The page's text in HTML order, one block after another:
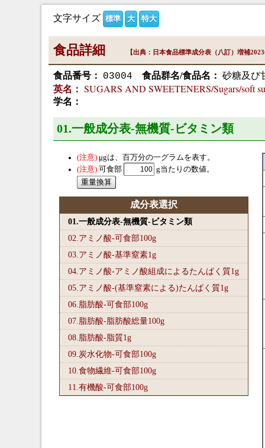
文字サイズ 標準 大 特大
食品詳細 【出典：日本食品標準成分表（八訂）増補
食品番号： 03004 食品群名/食品名： 砂糖及び
英名： SUGARS AND SWEETENERS/Sugars/soft
学名：
01.一般成分表-無機質-ビタミン類
μgは、百万分の一グラムを表す。
可食部
g当たりの数値。
成分表選択
01.一般成分表-無機質-ビタミン類
02.アミノ酸-可食部100g
03.アミノ酸-基準窒素1g
04.アミノ酸-アミノ酸組成によるたんぱく質1g
05.アミノ酸-(基準窒素による)たんぱく質1g
06.脂肪酸-可食部100g
07.脂肪酸-脂肪酸総量100g
08.脂肪酸-脂質1g
09.炭水化物-可食部100g
10.食物繊維-可食部100g
11.有機酸-可食部100g